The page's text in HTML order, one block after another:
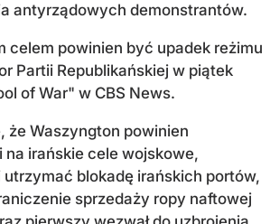
antyrządowych demonstrantów.
celem powinien być upadek reżimu
Partii Republikańskiej w piątek
of War" w CBS News.
że Waszyngton powinien
irańskie cele wojskowe,
blokadę irańskich portów,
sprzedaży ropy naftowej